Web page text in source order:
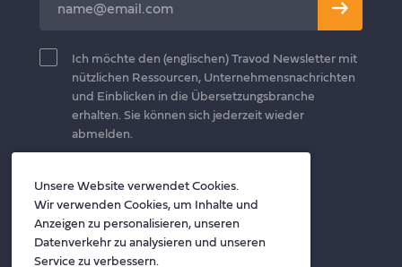
this
blankIch möchte den (englischen) Travod Newsletter mit
nützlichen Ressourcen, Unternehmensnachrichten
und Einblicken in die Übersetzungsbranche
erhalten. Sie können sich jederzeit wieder
abmelden.
Folgen Sie uns
TwitterFacebookLinkedIn
Unsere Website verwendet Cookies.
Wir verwenden Cookies, um Inhalte und
Anzeigen zu personalisieren, unseren
Datenverkehr zu analysieren und unseren
Service zu verbessern.